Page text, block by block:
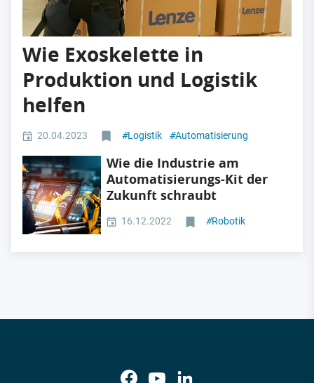
Wie Exoskelette in
Produktion und Logistik
helfen
20.04.2023 #Logistik #Automatisierung
Wie die Industrie am
Automatisierungs-Kit der
Zukunft schraubt
16.12.2022 #Robotik